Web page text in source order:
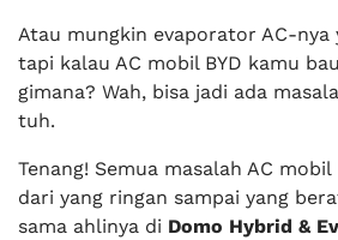
Atau mungkin evaporator AC-nya
tapi kalau AC mobil BYD kamu
gimana? Wah, bisa jadi ada
tuh.
Tenang! Semua masalah AC
dari yang ringan sampai yang
sama ahlinya di Domo Hybrid &